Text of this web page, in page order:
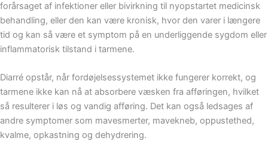
forårsaget af infektioner eller bivirkning til nyopstartet medicinsk
behandling, eller den kan være kronisk, hvor den varer i længere
tid og kan så være et symptom på en underliggende sygdom eller
inflammatorisk tilstand i tarmene.
Diarré opstår, når fordøjelsessystemet ikke fungerer korrekt, og
tarmene ikke kan nå at absorbere væsken fra afføringen, hvilket
så resulterer i løs og vandig afføring. Det kan også ledsages af
andre symptomer som mavesmerter, mavekneb, oppustethed,
kvalme, opkastning og dehydrering.